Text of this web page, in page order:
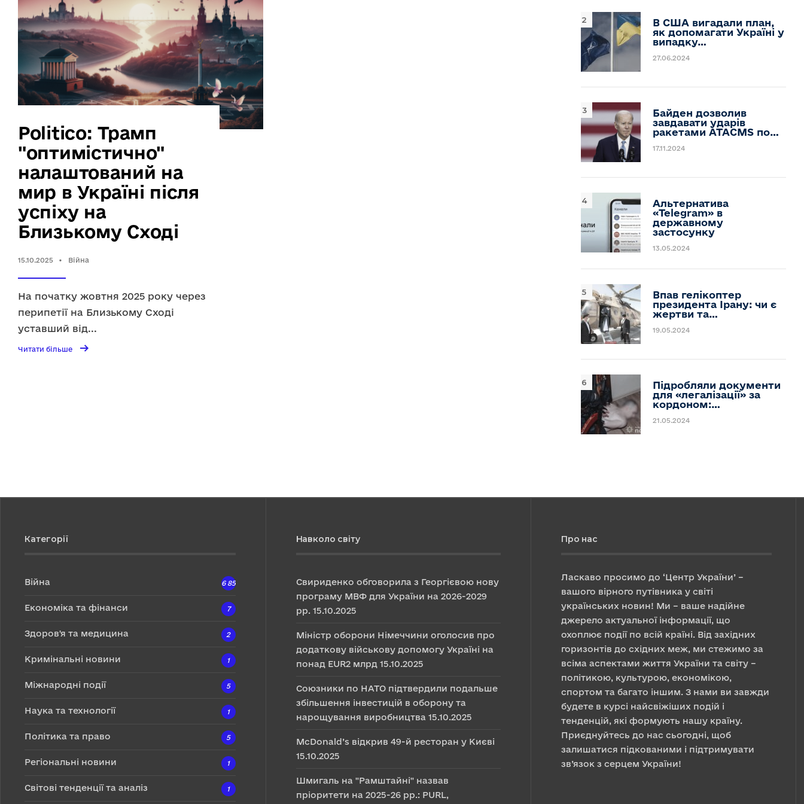
Politico: Трамп
"оптимістично"
налаштований на
мир в Україні після
успіху на
Близькому Сході
15.10.2025 • Війна
На початку жовтня 2025 року через
перипетії на Близькому Сході
уставший від...
Читати більше →
Читати
В США вигадали план,
як допомагати Україні у
випадку…
27.06.2024
Байден дозволив
завдавати ударів
ракетами ATACMS по…
17.11.2024
Альтернатива
«Telegram» в
державному
застосунку
13.05.2024
Впав гелікоптер
президента Ірану: чи є
жертви та…
19.05.2024
Підробляли документи
для «легалізації» за
кордоном:…
21.05.2024
Категорії
Війна 6 857
Економіка та фінанси 7
Здоров'я та медицина 2
Кримінальні новини 1
Міжнародні події 5
Наука та технології 1
Політика та право 5
Регіональні новини 1
Світові тенденції та аналіз 1
Навколо світу
Свириденко обговорила з Георгієвою нову
програму МВФ для України на 2026-2029
рр. 15.10.2025
Міністр оборони Німеччини оголосив про
додаткову військову допомогу Україні на
понад EUR2 млрд 15.10.2025
Союзники по НАТО підтвердили подальше
збільшення інвестицій в оборону та
нарощування виробництва 15.10.2025
McDonald’s відкрив 49-й ресторан у Києві
15.10.2025
Шмигаль на "Рамштайні" назвав
пріоритети на 2025-26 рр.: PURL,
Про нас
Ласкаво просимо до ‘Центр України’ –
вашого вірного путівника у світі
українських новин! Ми – ваше надійне
джерело актуальної інформації, що
охоплює події по всій країні. Від західних
горизонтів до східних меж, ми стежимо за
всіма аспектами життя України та світу –
політикою, культурою, економікою,
спортом та багато іншим. З нами ви завжди
будете в курсі найсвіжіших подій і
тенденцій, які формують нашу країну.
Приєднуйтесь до нас сьогодні, щоб
залишатися підкованими і підтримувати
зв’язок з серцем України!